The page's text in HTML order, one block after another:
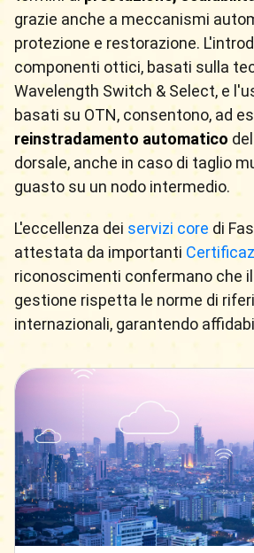
grazie anche a meccanismi
protezione e restorazione.
componenti ottici, basati sulla
Wavelength Switch & Select, e
basati su OTN, consentono, ad
reinstradamento automatico
dorsale, anche in caso di taglio
guasto su un nodo intermedio.
L'eccellenza dei servizi core di
attestata da importanti
riconoscimenti confermano che
gestione rispetta le norme di
internazionali, garantendo